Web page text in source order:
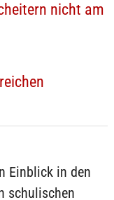
nicht am
Einblick in den
schulischen